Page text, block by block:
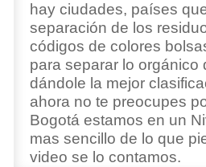
hay ciudades, países
separación de los
códigos de colores
para separar lo orgánico
dándole la mejor
ahora no te preocupes
Bogotá estamos en un
mas sencillo de lo que
video se lo contamos.